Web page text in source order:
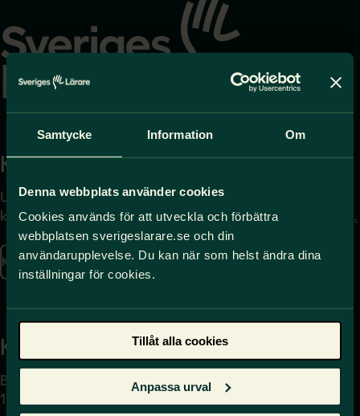
Samtycke Information Om
Denna webbplats använder cookies
Cookies används för att utveckla och förbättra
webbplatsen sverigeslarare.se och din
användarupplevelse. Du kan när som helst ändra dina
inställningar för cookies.
Tillåt alla cookies
Anpassa urval
startsidan
Kontakta
Uppgifter om hur du
kontaktar oss finns här.
Kontakta oss
Press
Journalist – du når oss
på press@sverigeslarare.
se
Kansli
Box 17061
104 62 Stockholm